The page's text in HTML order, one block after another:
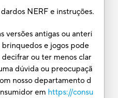
NERF e instruções.
versões antigas ou anteri
e jogos pode
ou ter menos clar
dúvida ou preocupaçã
nosso departamento d
em https://consu